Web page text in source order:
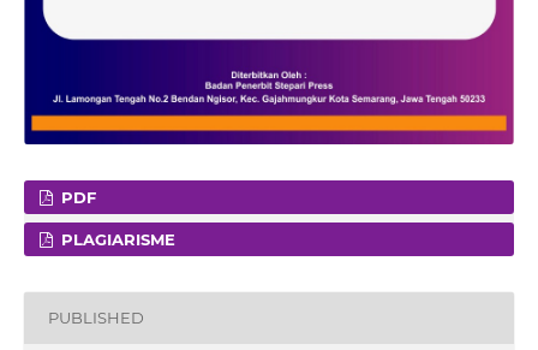
PDF
PLAGIARISME
PUBLISHED